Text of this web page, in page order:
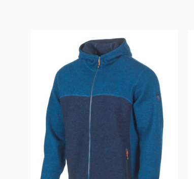
RON
HOOD,
100%
—
ELECTRIC
Ivanhoe